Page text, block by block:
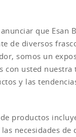
que Esan
de diversos
somos un
con usted nuestra
y las
productos
necesidades